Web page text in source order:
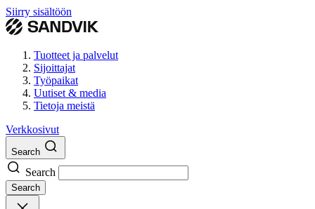
Siirry sisältöön
Tuotteet ja palvelut
Sijoittajat
Työpaikat
Uutiset & media
Tietoja meistä
Verkkosivut
Search
Search
Search